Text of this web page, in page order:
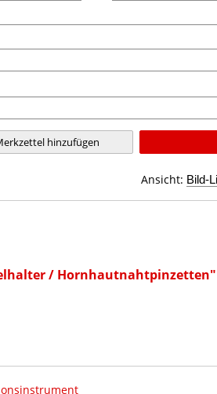
hinzufügen
Ansicht:
/ Hornhautnahtpinzetten"